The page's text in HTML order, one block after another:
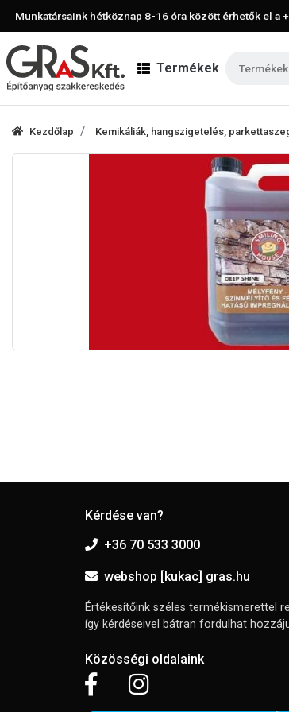
Munkatársaink hétköznap 8-16 óra között érhetők el a
Termékek
Kezdőlap Kemikáliák, hangszigetelés,
Kérdése van?
+36 70 533 3000
webshop [kukac] gras.hu
Értékesítőink széles termékismerettel
így kérdéseivel bátran fordulhat
Közösségi oldalaink